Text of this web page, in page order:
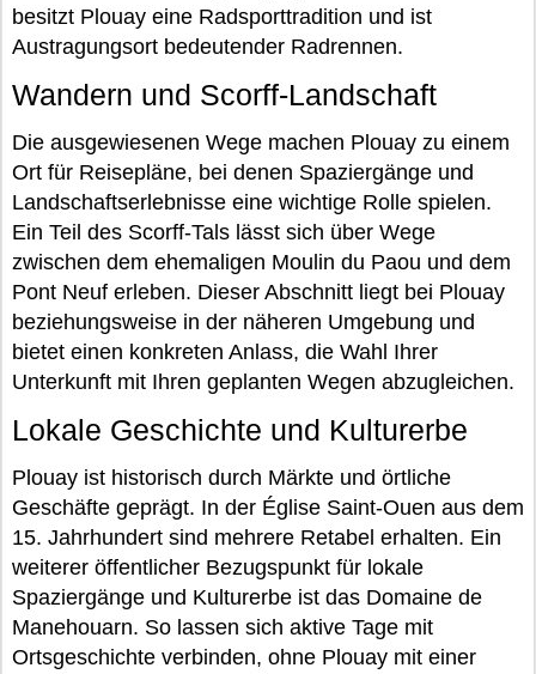
besitzt Plouay eine Radsporttradition und ist
Austragungsort bedeutender Radrennen.
Wandern und Scorff-Landschaft
Die ausgewiesenen Wege machen Plouay zu einem
Ort für Reisepläne, bei denen Spaziergänge und
Landschaftserlebnisse eine wichtige Rolle spielen.
Ein Teil des Scorff-Tals lässt sich über Wege
zwischen dem ehemaligen Moulin du Paou und dem
Pont Neuf erleben. Dieser Abschnitt liegt bei Plouay
beziehungsweise in der näheren Umgebung und
bietet einen konkreten Anlass, die Wahl Ihrer
Unterkunft mit Ihren geplanten Wegen abzugleichen.
Lokale Geschichte und Kulturerbe
Plouay ist historisch durch Märkte und örtliche
Geschäfte geprägt. In der Église Saint-Ouen aus dem
15. Jahrhundert sind mehrere Retabel erhalten. Ein
weiterer öffentlicher Bezugspunkt für lokale
Spaziergänge und Kulturerbe ist das Domaine de
Manehouarn. So lassen sich aktive Tage mit
Ortsgeschichte verbinden, ohne Plouay mit einer